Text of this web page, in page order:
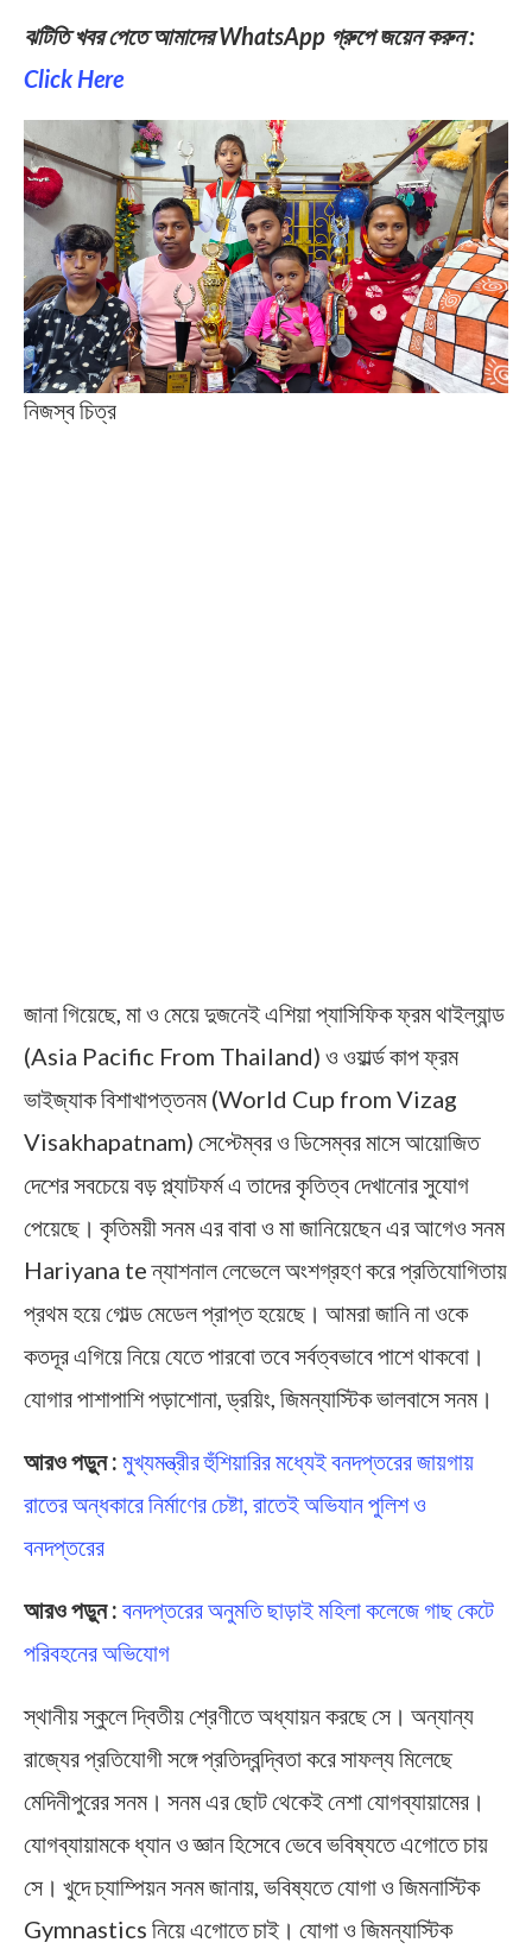
ঝটিতি খবর পেতে আমাদের WhatsApp গ্রুপে জয়েন করুন :
Click Here
নিজস্ব চিত্র
জানা গিয়েছে, মা ও মেয়ে দুজনেই এশিয়া প্যাসিফিক ফ্রম থাইল্যান্ড
(Asia Pacific From Thailand) ও ওয়ার্ল্ড কাপ ফ্রম
ভাইজ্যাক বিশাখাপত্তনম (World Cup from Vizag
Visakhapatnam) সেপ্টেম্বর ও ডিসেম্বর মাসে আয়োজিত
দেশের সবচেয়ে বড় প্ল্যাটফর্ম এ তাদের কৃতিত্ব দেখানোর সুযোগ
পেয়েছে। কৃতিময়ী সনম এর বাবা ও মা জানিয়েছেন এর আগেও সনম
Hariyana te ন্যাশনাল লেভেলে অংশগ্রহণ করে প্রতিযোগিতায়
প্রথম হয়ে গোল্ড মেডেল প্রাপ্ত হয়েছে। আমরা জানি না ওকে
কতদূর এগিয়ে নিয়ে যেতে পারবো তবে সর্বত্বভাবে পাশে থাকবো।
যোগার পাশাপাশি পড়াশোনা, ড্রয়িং, জিমন্যাস্টিক ভালবাসে সনম।
আরও পড়ুন : মুখ্যমন্ত্রীর হুঁশিয়ারির মধ্যেই বনদপ্তরের জায়গায়
রাতের অন্ধকারে নির্মাণের চেষ্টা, রাতেই অভিযান পুলিশ ও
বনদপ্তরের
আরও পড়ুন : বনদপ্তরের অনুমতি ছাড়াই মহিলা কলেজে গাছ কেটে
পরিবহনের অভিযোগ
স্থানীয় স্কুলে দ্বিতীয় শ্রেণীতে অধ্যায়ন করছে সে। অন্যান্য
রাজ্যের প্রতিযোগী সঙ্গে প্রতিদ্বন্দ্বিতা করে সাফল্য মিলেছে
মেদিনীপুরের সনম। সনম এর ছোট থেকেই নেশা যোগব্যায়ামের।
যোগব্যায়ামকে ধ্যান ও জ্ঞান হিসেবে ভেবে ভবিষ্যতে এগোতে চায়
সে। খুদে চ্যাম্পিয়ন সনম জানায়, ভবিষ্যতে যোগা ও জিমনাস্টিক
Gymnastics নিয়ে এগোতে চাই। যোগা ও জিমন্যাস্টিক